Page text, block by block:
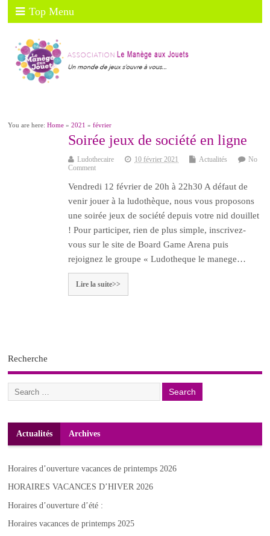
Top Menu
You are here:Home »2021 »février
Soirée jeux de société en ligne
Ludothecaire 10 février 2021 Actualités
No
Comment
Vendredi 12 février de 20h à 22h30 A défaut de
venir jouer à la ludothèque, nous vous proposons
une soirée jeux de société depuis votre nid douillet
! Pour participer, rien de plus simple, inscrivez-
vous sur le site de Board Game Arena puis
rejoignez le groupe « Ludotheque le manege…
Lire la suite>>
Recherche
Actualités Archives
Horaires d’ouverture vacances de printemps 2026
HORAIRES VACANCES D’HIVER 2026
Horaires d’ouverture d’été :
Horaires vacances de printemps 2025